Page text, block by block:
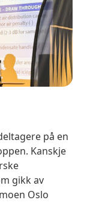
på en
Kanskje
gikk av
Oslo